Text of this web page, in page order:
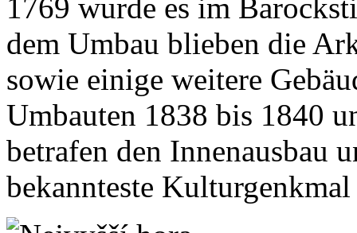
1769 wurde es im
dem Umbau blieben die
sowie einige weitere
Umbauten 1838 bis 1840
betrafen den Innenausbau
bekannteste